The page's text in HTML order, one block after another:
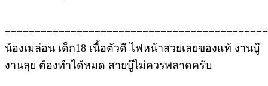
น้องเมล่อน เด็ก18 เนื้อตัวดี ไฟหน้าสวยเลยของแท้ งานบู๊
งานลุย ต้องทำได้หมด สายบู๊ไม่ควรพลาดครับ